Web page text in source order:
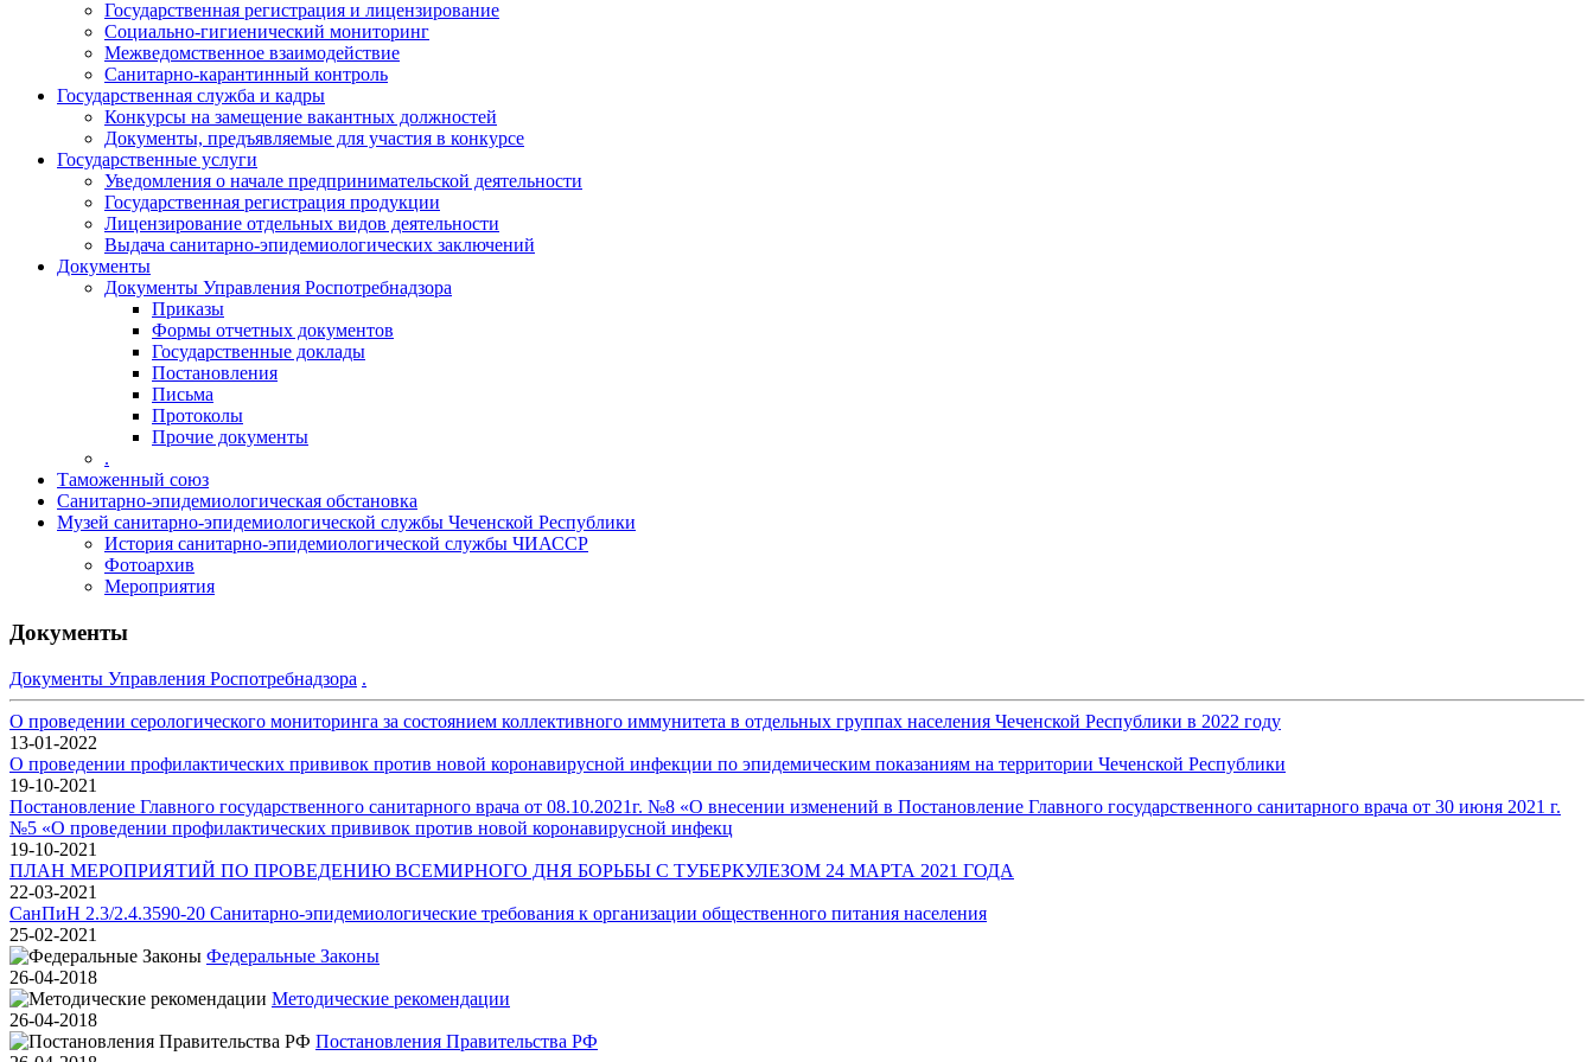
Государственная регистрация и лицензирование
Социально-гигиенический мониторинг
Межведомственное взаимодействие
Санитарно-карантинный контроль
Государственная служба и кадры
Конкурсы на замещение вакантных должностей
Документы, предъявляемые для участия в конкурсе
Государственные услуги
Уведомления о начале предпринимательской деятельности
Государственная регистрация продукции
Лицензирование отдельных видов деятельности
Выдача санитарно-эпидемиологических заключений
Документы
Документы Управления Роспотребнадзора
Приказы
Формы отчетных документов
Государственные доклады
Постановления
Письма
Протоколы
Прочие документы
.
Таможенный союз
Санитарно-эпидемиологическая обстановка
Музей санитарно-эпидемиологической службы Чеченской Республики
История санитарно-эпидемиологической службы ЧИАССР
Фотоархив
Мероприятия
Документы
Документы Управления Роспотребнадзора .
О проведении серологического мониторинга за состоянием коллективного иммунитета в отдельных группах населения Чеченской Республики в 2022 году
13-01-2022
О проведении профилактических прививок против новой коронавирусной инфекции по эпидемическим показаниям на территории Чеченской Республики
19-10-2021
Постановление Главного государственного санитарного врача от 08.10.2021г. №8 «О внесении изменений в Постановление Главного государственного санитарного врача от 30 июня 2021 г.
№5 «О проведении профилактических прививок против новой коронавирусной инфекц
19-10-2021
ПЛАН МЕРОПРИЯТИЙ ПО ПРОВЕДЕНИЮ ВСЕМИРНОГО ДНЯ БОРЬБЫ С ТУБЕРКУЛЕЗОМ 24 МАРТА 2021 ГОДА
22-03-2021
СанПиН 2.3/2.4.3590-20 Санитарно-эпидемиологические требования к организации общественного питания населения
25-02-2021
Федеральные Законы
26-04-2018
Методические рекомендации
26-04-2018
Постановления Правительства РФ